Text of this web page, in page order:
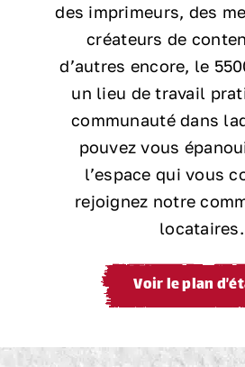
des imprimeurs, des
créateurs de
d’autres encore, le
un lieu de travail
communauté dans
pouvez vous
l’espace qui vous
rejoignez notre
locataires.
Voir le plan